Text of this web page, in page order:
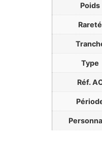
Poids
Rareté
Type
Réf.